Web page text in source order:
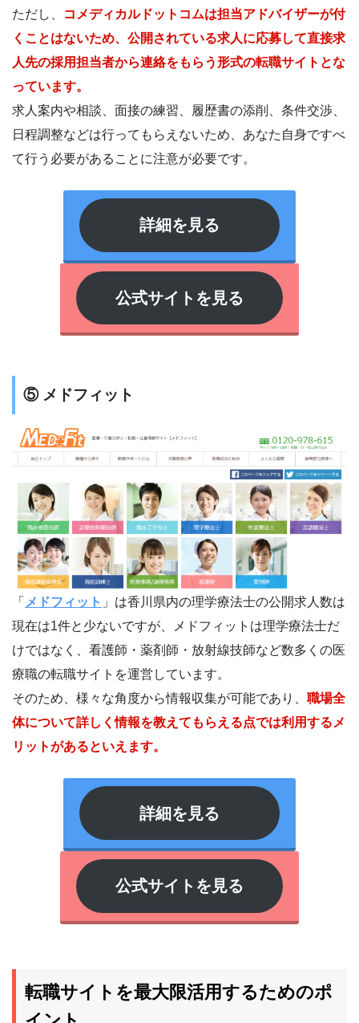
ただし、
コメディカルドットコムは担当アドバイザーが付
くことはないため、公開されている求人に応募して直接求
人先の採用担当者から連絡をもらう形式の転職サイトとな
っています。
求人案内や相談、面接の練習、履歴書の添削、条件交渉、
日程調整などは行ってもらえないため、あなた自身ですべ
て行う必要があることに注意が必要です。
詳細を見る
公式サイトを見る
⑤ メドフィット
「 メドフィット 」は香川県内の理学療法士の公開求人数は
現在は1件と少ないですが、メドフィットは理学療法士だ
けではなく、看護師・薬剤師・放射線技師など数多くの医
療職の転職サイトを運営しています。
そのため、様々な角度から情報収集が可能であり、 職場全
体について詳しく情報を教えてもらえる点では利用するメ
リットがあるといえます。
詳細を見る
公式サイトを見る
転職サイトを最大限活用するためのポ